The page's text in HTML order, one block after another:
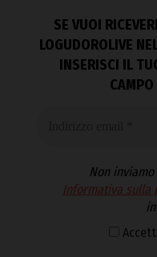
SE VUOI
LOGUDOROLIVE
INSERISCI IL
Non
Informativa sulla